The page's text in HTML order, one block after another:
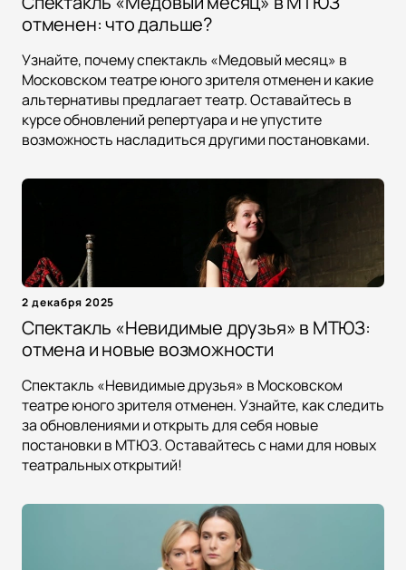
отменен: что дальше?
Узнайте, почему спектакль «Медовый месяц» в
Московском театре юного зрителя отменен и какие
альтернативы предлагает театр. Оставайтесь в
курсе обновлений репертуара и не упустите
возможность насладиться другими постановками.
2 декабря 2025
Спектакль «Невидимые друзья» в МТЮЗ:
отмена и новые возможности
Спектакль «Невидимые друзья» в Московском
театре юного зрителя отменен. Узнайте, как следить
за обновлениями и открыть для себя новые
постановки в МТЮЗ. Оставайтесь с нами для новых
театральных открытий!